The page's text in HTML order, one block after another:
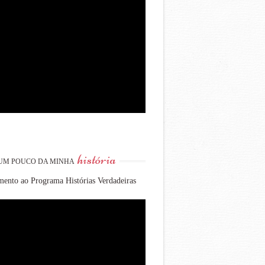
POUCO DA MINHA história
ao Programa Histórias Verdadeiras